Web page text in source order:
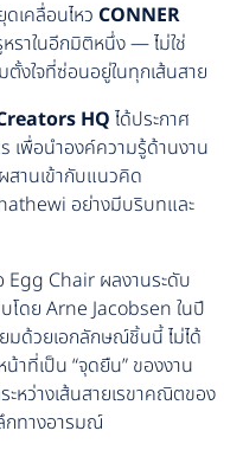
เคลื่อนไหว CONNER
ราในอีกมิติหนึ่ง — ไม่ใช่
งใจที่ซ่อนอยู่ในทุกเส้นสาย
HQ ได้ประกาศ
เพื่อนำองค์ความรู้ด้านงาน
สานเข้ากับแนวคิด
อย่างมีบริบทและ
Chair ผลงานระดับ
ดย Arne Jacobsen ในปี
มด้วยเอกลักษณ์ชิ้นนี้ ไม่ได้
าที่เป็น “จุดยืน” ของงาน
หว่างเส้นสายเรขาคณิตของ
กทางอารมณ์